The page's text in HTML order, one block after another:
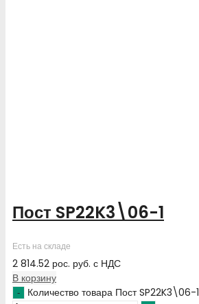
Пост SP22K3\06-1
Есть на складе
2 814.52 рос. руб. с НДС
В корзину
Количество товара Пост SP22K3\06-1